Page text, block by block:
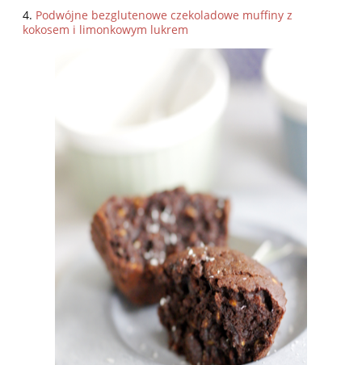
4. Podwójne bezglutenowe czekoladowe muffiny z
kokosem i limonkowym lukrem